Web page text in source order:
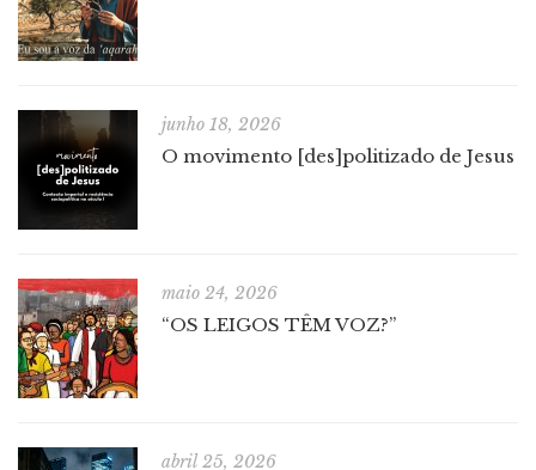
junho 18, 2026
O movimento [des]politizado de Jesus
maio 24, 2026
“OS LEIGOS TÊM VOZ?”
abril 25, 2026